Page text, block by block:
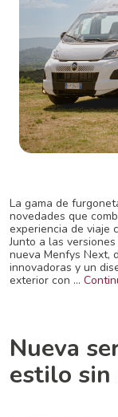
La gama de
novedades que
experiencia de viaje
Junto a las
nueva Menfys Next,
innovadoras y un
exterior con …
Nueva
estilo sin